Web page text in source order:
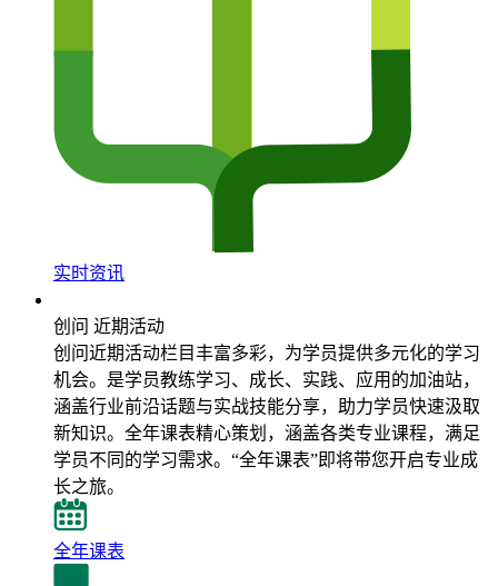
实时资讯
创问 近期活动
创问近期活动栏目丰富多彩，为学员提供多元化的学习
机会。是学员教练学习、成长、实践、应用的加油站，
涵盖行业前沿话题与实战技能分享，助力学员快速汲取
新知识。全年课表精心策划，涵盖各类专业课程，满足
学员不同的学习需求。“全年课表”即将带您开启专业成
长之旅。
全年课表